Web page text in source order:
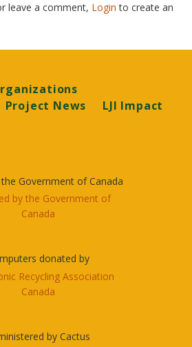
leave a comment, Loginto create an
Project News
LJI Impact
Government of Canada
donated by
by Cactus